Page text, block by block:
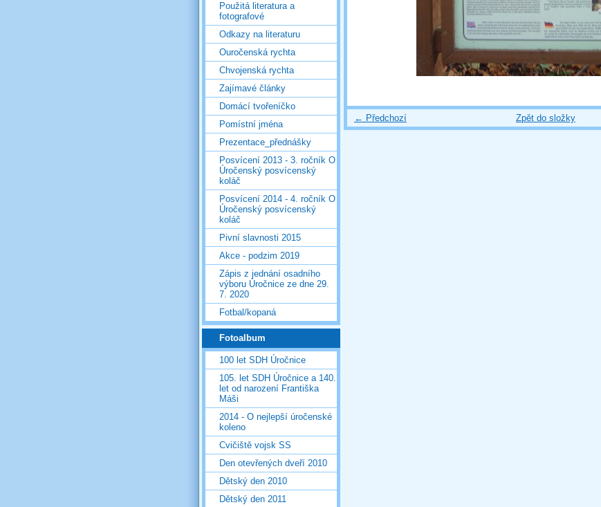
← Předchozí Zpět do složky
Použitá literatura a
fotografové
Odkazy na literaturu
Ouročenská rychta
Chvojenská rychta
Zajímavé články
Domácí tvořeníčko
Pomístní jména
Prezentace_přednášky
Posvícení 2013 - 3. ročník O
Úročenský posvícenský
koláč
Posvícení 2014 - 4. ročník O
Úročenský posvícenský
koláč
Pivní slavnosti 2015
Akce - podzim 2019
Zápis z jednání osadního
výboru Úročnice ze dne 29.
7. 2020
Fotbal/kopaná
Fotoalbum
100 let SDH Úročnice
105. let SDH Úročnice a 140.
let od narození Františka
Máši
2014 - O nejlepší úročenské
koleno
Cvičiště vojsk SS
Den otevřených dveří 2010
Dětský den 2010
Dětský den 2011